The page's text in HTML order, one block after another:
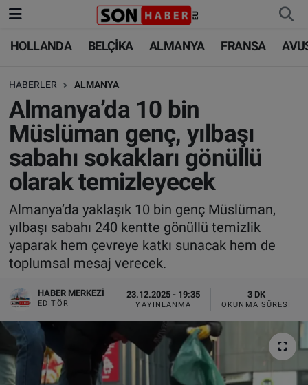
HOLLANDA BELÇİKA ALMANYA FRANSA
HABERLER ALMANYA
Almanya’da 10 bin
Müslüman genç, yılbaşı
sabahı sokakları gönüllü
olarak temizleyecek
Almanya’da yaklaşık 10 bin genç Müslüman,
yılbaşı sabahı 240 kentte gönüllü temizlik
yaparak hem çevreye katkı sunacak hem de
toplumsal mesaj verecek.
HABER MERKEZI
EDITÖR
23.12.2025 - 19:35
YAYINLANMA
3 DK
OKUNMA SÜRESI
HOLLANDA
BELÇİKA
ALMANYA
FRANSA
AVUSTURYA
SAĞLIK - YAŞAM
BİLİM-TEKNOLOJİ
HOLLANDA
BELÇİKA
ALMANYA
TÜRKİYE
DÜNYA
BİLİM-TEKNOLOJİ
SAĞLIK
FOTO GALERİ
VIDEO GALERİ
ALGEMENE VOORWAARDEN
Nöbetçi Eczaneler
Hava Durumu
Trafik Durumu
Süper Lig Puan Durumu ve Fikstür
Tüm Manşetler
Son Dakika Haberleri
Haber Arşivi